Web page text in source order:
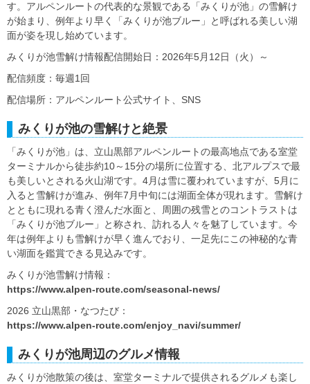
す。アルペンルートの代表的な景観である「みくりが池」の雪解け
が始まり、例年より早く「みくりが池ブルー」と呼ばれる美しい湖
面が姿を現し始めています。
みくりが池雪解け情報配信開始日：2026年5月12日（火）～
配信頻度：毎週1回
配信場所：アルペンルート公式サイト、SNS
みくりが池の雪解けと絶景
「みくりが池」は、立山黒部アルペンルートの最高地点である室堂
ターミナルから徒歩約10～15分の場所に位置する、北アルプスで最
も美しいとされる火山湖です。4月は雪に覆われていますが、5月に
入ると雪解けが進み、例年7月中旬には湖面全体が現れます。雪解け
とともに現れる青く澄んだ水面と、周囲の残雪とのコントラストは
「みくりが池ブルー」と称され、訪れる人々を魅了しています。今
年は例年よりも雪解けが早く進んでおり、一足先にこの神秘的な青
い湖面を鑑賞できる見込みです。
みくりが池雪解け情報：
https://www.alpen-route.com/seasonal-news/
2026 立山黒部・なつたび：
https://www.alpen-route.com/enjoy_navi/summer/
みくりが池周辺のグルメ情報
みくりが池散策の後は、室堂ターミナルで提供されるグルメも楽し